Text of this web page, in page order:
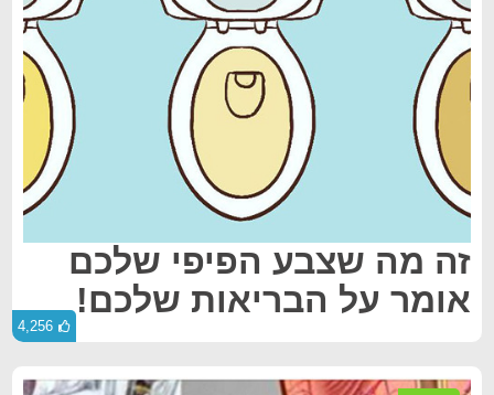
זה מה שצבע הפיפי שלכם
אומר על הבריאות שלכם!
4,256